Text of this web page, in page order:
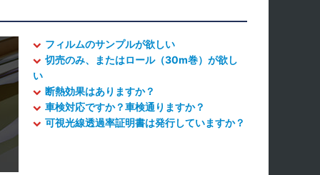
フィルムのサンプルが欲しい
切売のみ、またはロール（30m巻）が欲し
い
断熱効果はありますか？
車検対応ですか？車検通りますか？
可視光線透過率証明書は発行していますか？